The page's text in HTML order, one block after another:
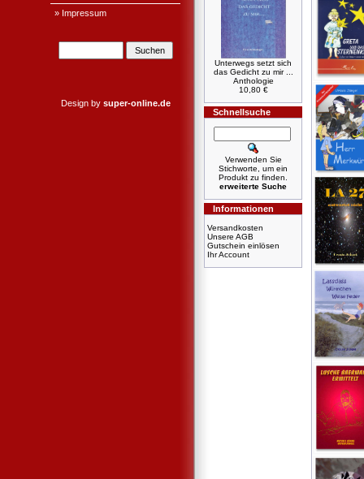
» Impressum
Design by super-online.de
Unterwegs setzt sich
das Gedicht zu mir ...
Anthologie
10,80 €
Schnellsuche
Verwenden Sie
Stichworte, um ein
Produkt zu finden.
erweiterte Suche
Informationen
Versandkosten
Unsere AGB
Gutschein einlösen
Ihr Account